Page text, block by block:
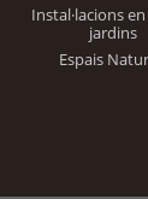
Instal·lacions
jardins
Espais